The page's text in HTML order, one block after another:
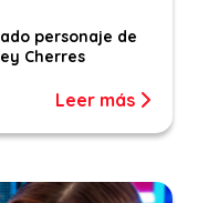
personaje de
Cherres
Leer más